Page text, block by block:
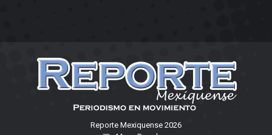
Reporte Mexiquense 2026